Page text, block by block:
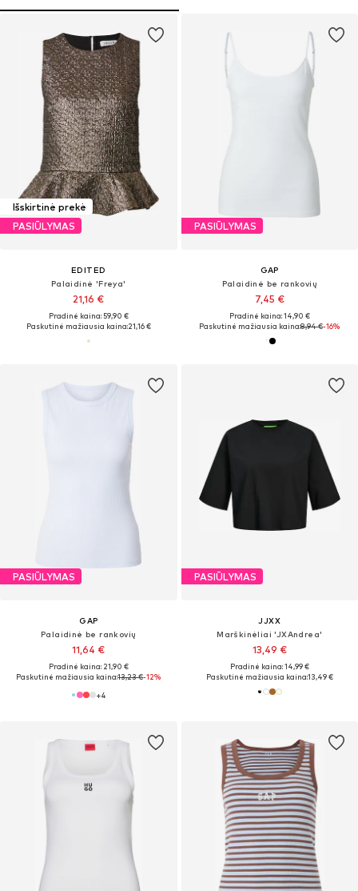
Išskirtinė prekė
PASIŪLYMAS
EDITED
Palaidinė 'Freya'
21,16 €
Pradinė kaina: 59,90 €
Paskutinė mažiausia kaina:21,16 €
PASIŪLYMAS
GAP
Palaidinė be rankovių
7,45 €
Pradinė kaina: 14,90 €
Paskutinė mažiausia kaina:8,94 €-16%
PASIŪLYMAS
GAP
Palaidinė be rankovių
11,64 €
Pradinė kaina: 21,90 €
Paskutinė mažiausia kaina:13,23 €-12%
+4
PASIŪLYMAS
JJXX
Marškinėliai 'JXAndrea'
13,49 €
Pradinė kaina: 14,99 €
Paskutinė mažiausia kaina:13,49 €